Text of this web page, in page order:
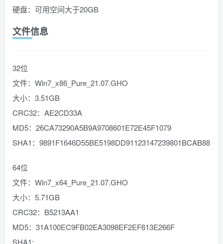
硬盘：可用空间大于20GB
文件信息
32位
文件：Win7_x86_Pure_21.07.GHO
大小：3.51GB
CRC32：AE2CD33A
MD5：26CA73290A5B9A9708601E72E45F1079
SHA1：9891F1646D55BE5198DD91123147239801BCAB88
64位
文件：Win7_x64_Pure_21.07.GHO
大小：5.71GB
CRC32：B5213AA1
MD5：31A100EC9FB02EA3098EF2EF613E266F
SHA1: